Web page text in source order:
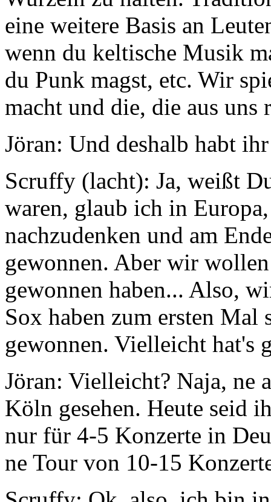
eine weitere Basis an
wenn du keltische Musik
du Punk magst, etc. Wir
macht und die, die aus uns
Jöran: Und deshalb habt
Scruffy (lacht): Ja, weißt
waren, glaub ich in
nachzudenken und am
gewonnen. Aber wir
gewonnen haben... Also,
Sox haben zum ersten Mal
gewonnen. Vielleicht hat's
Jöran: Vielleicht? Naja, ne
Köln gesehen. Heute seid
nur für 4-5 Konzerte in
ne Tour von 10-15